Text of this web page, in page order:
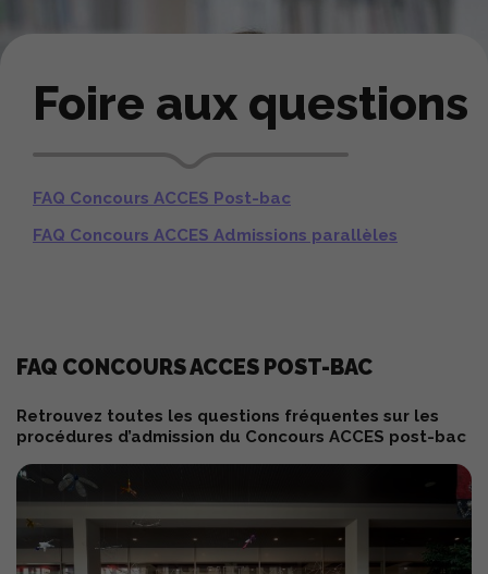
PROFIL
MODALITÉS DU CONCOURS
TÉLÉCHARGER LES ANNALES
Foire aux questions
FAQ Concours ACCES Post-bac
FAQ Concours ACCES Admissions parallèles
FAQ CONCOURS ACCES POST-BAC
Retrouvez toutes les questions fréquentes sur les
procédures d’admission du Concours ACCES post-bac